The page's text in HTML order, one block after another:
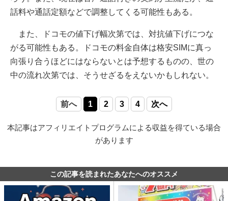
話料や通話定額などで調整してくる可能性もある。
また、ドコモの値下げ幅次第では、対抗値下げにつな
がる可能性もある。ドコモの料金自体は格安SIMに真っ
向張り合うほどにはならないとは予想するものの、世の
中の流れ次第では、そうせざるをえないかもしれない。
前へ 1 2 3 4 次へ
本記事はアフィリエイトプログラムによる収益を得ている場合
があります
この記事を読まれたあなたへのオススメ